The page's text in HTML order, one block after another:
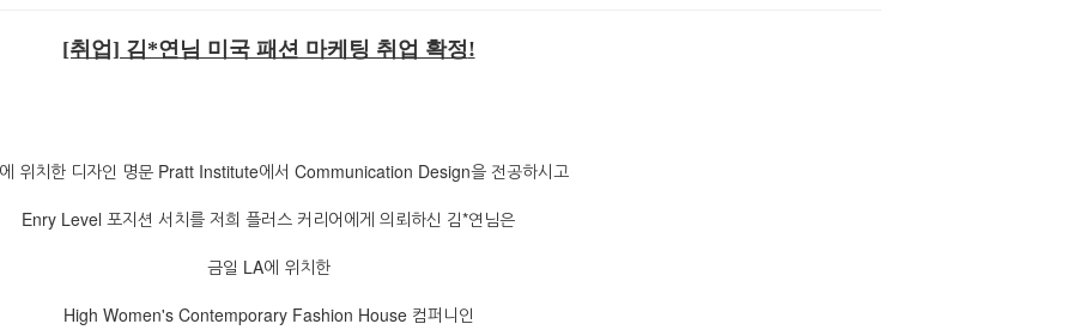
[취업] 김*연님 미국 패션 마케팅 취업 확정!
위치한 디자인 명문 Pratt Institute에서 Communication Design을 전공하시고
Enry Level 포지션 서치를 저희 플러스 커리어에게 의뢰하신 김*연님은
금일 LA에 위치한
High Women's Contemporary Fashion House 컴퍼니인